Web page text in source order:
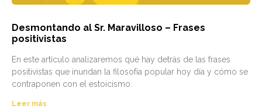
Desmontando al Sr. Maravilloso – Frases
positivistas
En este artículo analizaremos qué hay detrás de las frases
positivistas que inundan la filosofía popular hoy día y cómo se
contraponen con el estoicismo.
Leer más